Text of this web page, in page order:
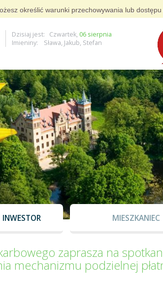
określić warunki przechowywania lub
Dzisiaj jest: Czwartek, 06 sierpnia
Imieniny: Sława, Jakub, Stefan
INWESTOR MIESZKANIEC
zaprasza na
mechanizmu podzielnej